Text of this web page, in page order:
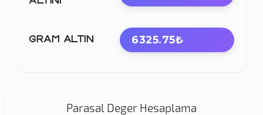
GRAM ALTIN 6325.75₺
Parasal Deger Hesaplama